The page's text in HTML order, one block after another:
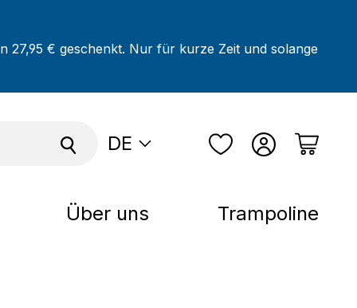
27,95 € geschenkt. Nur für kurze Zeit und solange
DE
Über uns Trampoline